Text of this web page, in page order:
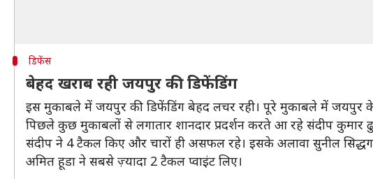
डिफेंस
बेहद खराब रही जयपुर की डिफेंडिंग
इस मुकाबले में जयपुर की डिफेंडिंग बेहद लचर रही। पूरे मुकाबले में जयपुर
पिछले कुछ मुकाबलों से लगातार शानदार प्रदर्शन करते आ रहे संदीप कुमार
संदीप ने 4 टैकल किए और चारों ही असफल रहे। इसके अलावा सुनील
अमित हूडा ने सबसे ज़्यादा 2 टैकल प्वाइंट लिए।